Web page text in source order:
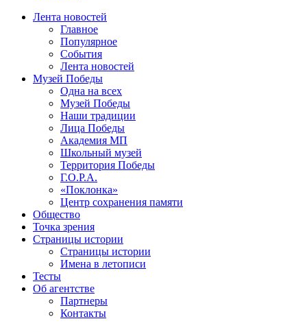
Лента новостей
Главное
Популярное
События
Лента новостей
Музей Победы
Одна на всех
Музей Победы
Наши традиции
Лица Победы
Академия МП
Школьный музей
Территория Победы
Г.О.Р.А.
«Поклонка»
Центр сохранения памяти
Общество
Точка зрения
Страницы истории
Страницы истории
Имена в летописи
Тесты
Об агентстве
Партнеры
Контакты